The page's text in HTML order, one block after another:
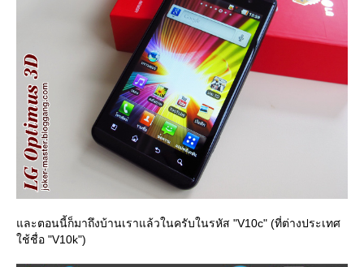
ละตอนนี้ก็มาถึงบ้านเราแล้วในครับในรหัส "V10c" (ที่ต่างประเทศ
ช้ชื่อ "V10k")